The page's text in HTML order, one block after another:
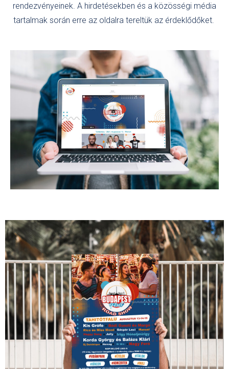
rendezvényeinek. A hirdetésekben és a közösségi média
tartalmak során erre az oldalra tereltük az érdeklődőket.